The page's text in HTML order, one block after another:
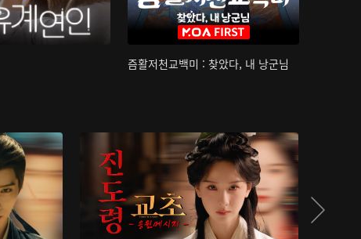
즘활저천교백미 : 찾았다, 내 낭군님